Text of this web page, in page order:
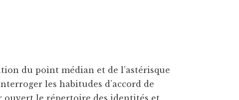
du point médian et de l’astérisque
les habitudes d’accord de
ouvert le répertoire des identités et